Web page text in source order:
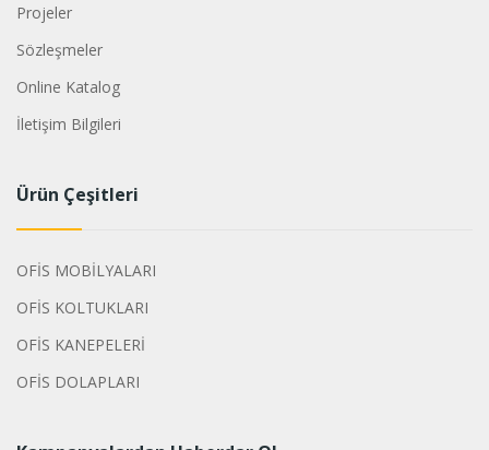
Projeler
Sözleşmeler
Online Katalog
İletişim Bilgileri
Ürün Çeşitleri
OFİS MOBİLYALARI
OFİS KOLTUKLARI
OFİS KANEPELERİ
OFİS DOLAPLARI